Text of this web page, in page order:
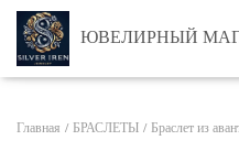
ЮВЕЛИРНЫЙ
Главная / БРАСЛЕТЫ / Браслет из